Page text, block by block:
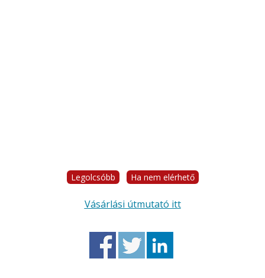
Legolcsóbb Ha nem elérhető
Vásárlási útmutató itt